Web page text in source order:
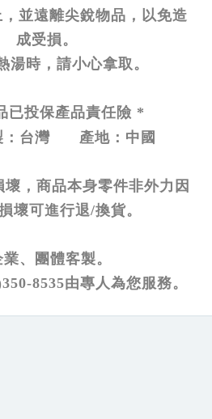
並遠離尖銳物品，以免造
成受損。
湯時，請小心拿取。
投保產品責任險 *
：台灣 產地：中國
，商品本身零件非外力因
壞可進行退/換貨。
、團體客製。
8535由專人為您服務。